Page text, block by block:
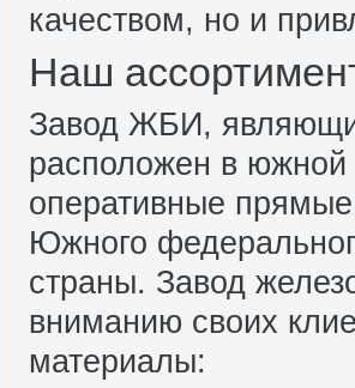
качеством, но и
Наш
Завод ЖБИ,
расположен в южной
оперативные
Южного
страны. Завод
вниманию своих
материалы: